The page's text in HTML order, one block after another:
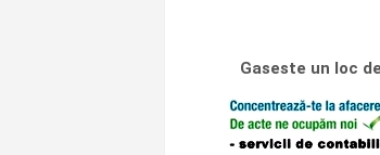
Gaseste un loc